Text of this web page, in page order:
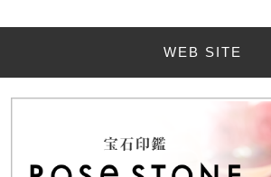
WEB SITE